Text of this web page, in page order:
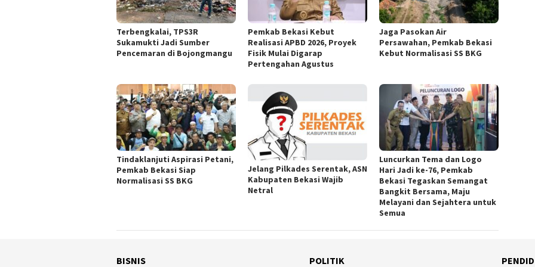
Terbengkalai, TPS3R
Sukamukti Jadi Sumber
Pencemaran di Bojongmangu
Pemkab Bekasi Kebut
Realisasi APBD 2026, Proyek
Fisik Mulai Digarap
Pertengahan Agustus
Jaga Pasokan Air
Persawahan, Pemkab Bekasi
Kebut Normalisasi SS BKG
Tindaklanjuti Aspirasi Petani,
Pemkab Bekasi Siap
Normalisasi SS BKG
Jelang Pilkades Serentak, ASN
Kabupaten Bekasi Wajib
Netral
Luncurkan Tema dan Logo
Hari Jadi ke-76, Pemkab
Bekasi Tegaskan Semangat
Bangkit Bersama, Maju
Melayani dan Sejahtera untuk
Semua
BISNIS POLITIK